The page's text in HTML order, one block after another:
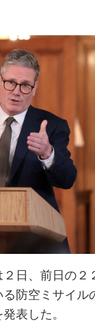
日、前日の２
防空ミサイル
表した。